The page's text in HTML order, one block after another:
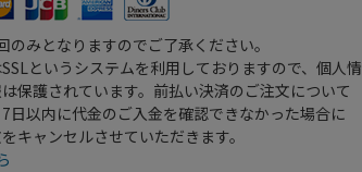
のみとなりますのでご了承ください。
というシステムを利用しておりますので、個人情
保護されています。前払い決済のご注文について
日以内に代金のご入金を確認できなかった場合に
キャンセルさせていただきます。